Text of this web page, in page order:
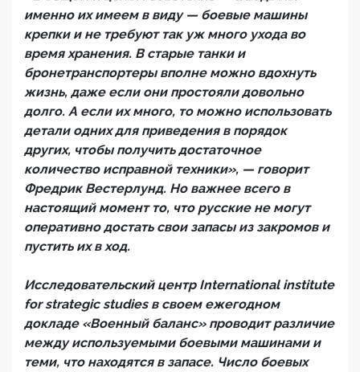
именно их имеем в виду — боевые машины
крепки и не требуют так уж много ухода во
время хранения. В старые танки и
бронетранспортеры вполне можно вдохнуть
жизнь, даже если они простояли довольно
долго. А если их много, то можно использовать
детали одних для приведения в порядок
других, чтобы получить достаточное
количество исправной техники», — говорит
Фредрик Вестерлунд. Но важнее всего в
настоящий момент то, что русские не могут
оперативно достать свои запасы из закромов и
пустить их в ход.
Исследовательский центр International institute
for strategic studies в своем ежегодном
докладе «Военный баланс» проводит различие
между используемыми боевыми машинами и
теми, что находятся в запасе. Число боевых